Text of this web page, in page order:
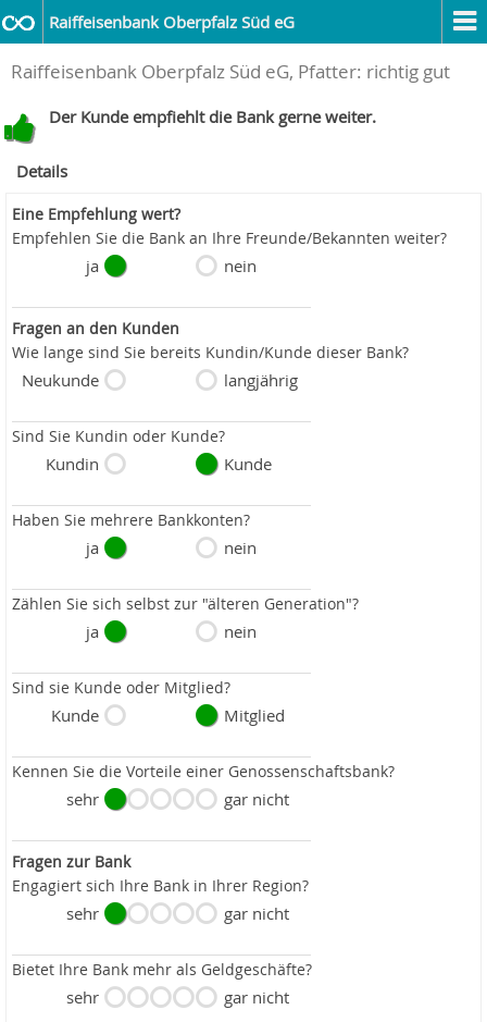
Raiffeisenbank Oberpfalz Süd eG
Raiffeisenbank Oberpfalz Süd eG, Pfatter: richtig gut
Der Kunde empfiehlt die Bank gerne weiter.
Details
Eine Empfehlung wert?
Empfehlen Sie die Bank an Ihre Freunde/Bekannten weiter?
ja nein
Fragen an den Kunden
Wie lange sind Sie bereits Kundin/Kunde dieser Bank?
Neukunde langjährig
Sind Sie Kundin oder Kunde?
Kundin Kunde
Haben Sie mehrere Bankkonten?
ja nein
Zählen Sie sich selbst zur "älteren Generation"?
ja nein
Sind sie Kunde oder Mitglied?
Kunde Mitglied
Kennen Sie die Vorteile einer Genossenschaftsbank?
sehr gar nicht
Fragen zur Bank
Engagiert sich Ihre Bank in Ihrer Region?
sehr gar nicht
Bietet Ihre Bank mehr als Geldgeschäfte?
sehr gar nicht